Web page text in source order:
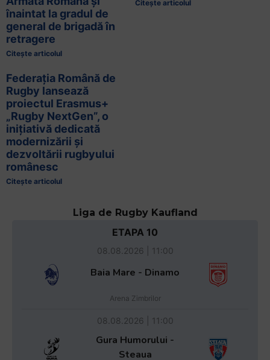
înaintat la gradul de
general de brigadă în
retragere
Citește articolul
Citește articolul
Federația Română de
Rugby lansează
proiectul Erasmus+
„Rugby NextGen”, o
inițiativă dedicată
modernizării și
dezvoltării rugbyului
românesc
Citește articolul
Liga de Rugby Kaufland
ETAPA 10
08.08.2026 | 11:00
Baia Mare - Dinamo
Arena Zimbrilor
08.08.2026 | 11:00
Gura Humorului -
Steaua